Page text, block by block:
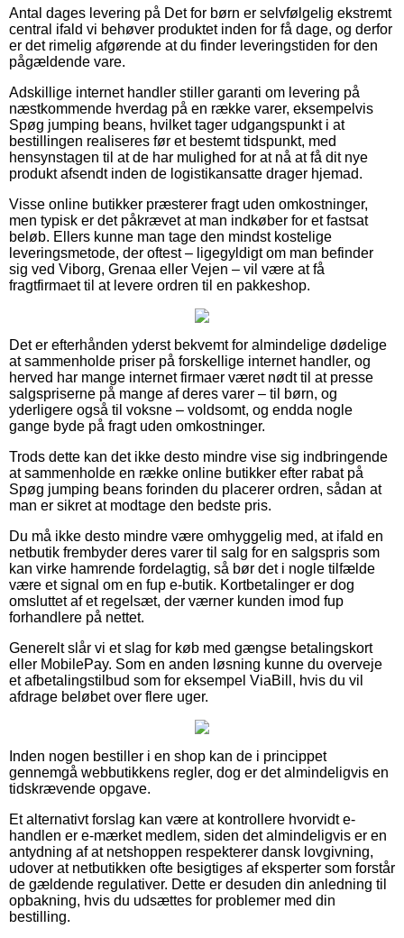
Antal dages levering på Det for børn er selvfølgelig ekstremt
central ifald vi behøver produktet inden for få dage, og derfor
er det rimelig afgørende at du finder leveringstiden for den
pågældende vare.
Adskillige internet handler stiller garanti om levering på
næstkommende hverdag på en række varer, eksempelvis
Spøg jumping beans, hvilket tager udgangspunkt i at
bestillingen realiseres før et bestemt tidspunkt, med
hensynstagen til at de har mulighed for at nå at få dit nye
produkt afsendt inden de logistikansatte drager hjemad.
Visse online butikker præsterer fragt uden omkostninger,
men typisk er det påkrævet at man indkøber for et fastsat
beløb. Ellers kunne man tage den mindst kostelige
leveringsmetode, der oftest – ligegyldigt om man befinder
sig ved Viborg, Grenaa eller Vejen – vil være at få
fragtfirmaet til at levere ordren til en pakkeshop.
Det er efterhånden yderst bekvemt for almindelige dødelige
at sammenholde priser på forskellige internet handler, og
herved har mange internet firmaer været nødt til at presse
salgspriserne på mange af deres varer – til børn, og
yderligere også til voksne – voldsomt, og endda nogle
gange byde på fragt uden omkostninger.
Trods dette kan det ikke desto mindre vise sig indbringende
at sammenholde en række online butikker efter rabat på
Spøg jumping beans forinden du placerer ordren, sådan at
man er sikret at modtage den bedste pris.
Du må ikke desto mindre være omhyggelig med, at ifald en
netbutik frembyder deres varer til salg for en salgspris som
kan virke hamrende fordelagtig, så bør det i nogle tilfælde
være et signal om en fup e-butik. Kortbetalinger er dog
omsluttet af et regelsæt, der værner kunden imod fup
forhandlere på nettet.
Generelt slår vi et slag for køb med gængse betalingskort
eller MobilePay. Som en anden løsning kunne du overveje
et afbetalingstilbud som for eksempel ViaBill, hvis du vil
afdrage beløbet over flere uger.
Inden nogen bestiller i en shop kan de i princippet
gennemgå webbutikkens regler, dog er det almindeligvis en
tidskrævende opgave.
Et alternativt forslag kan være at kontrollere hvorvidt e-
handlen er e-mærket medlem, siden det almindeligvis er en
antydning af at netshoppen respekterer dansk lovgivning,
udover at netbutikken ofte besigtiges af eksperter som forstår
de gældende regulativer. Dette er desuden din anledning til
opbakning, hvis du udsættes for problemer med din
bestilling.